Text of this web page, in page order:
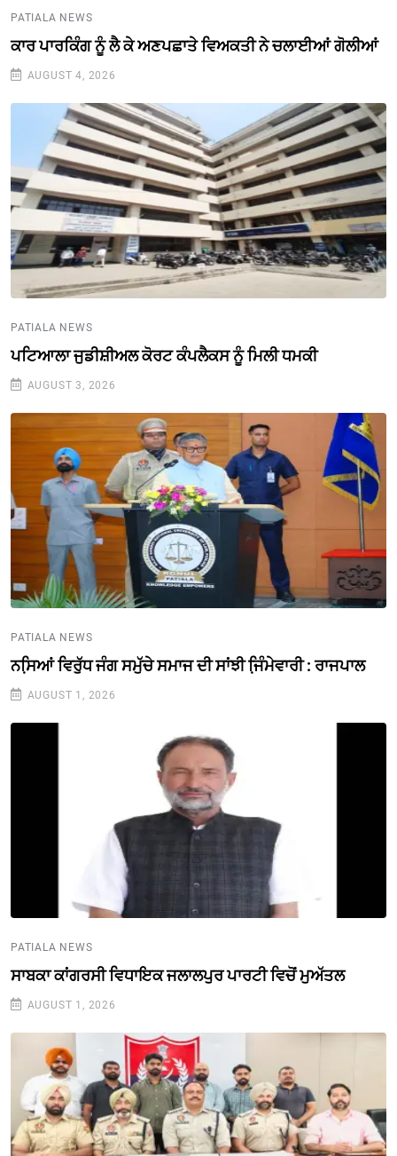
PATIALA NEWS
ਕਾਰ ਪਾਰਕਿੰਗ ਨੂੰ ਲੈ ਕੇ ਅਣਪਛਾਤੇ ਵਿਅਕਤੀ ਨੇ ਚਲਾਈਆਂ ਗੋਲੀਆਂ
AUGUST 4, 2026
PATIALA NEWS
ਪਟਿਆਲਾ ਜੁਡੀਸ਼ੀਅਲ ਕੋਰਟ ਕੰਪਲੈਕਸ ਨੂੰ ਮਿਲੀ ਧਮਕੀ
AUGUST 3, 2026
PATIALA NEWS
ਨਸਿ਼ਆਂ ਵਿਰੁੱਧ ਜੰਗ ਸਮੁੱਚੇ ਸਮਾਜ ਦੀ ਸਾਂਝੀ ਜਿ਼ੰਮੇਵਾਰੀ : ਰਾਜਪਾਲ
AUGUST 1, 2026
PATIALA NEWS
ਸਾਬਕਾ ਕਾਂਗਰਸੀ ਵਿਧਾਇਕ ਜਲਾਲਪੁਰ ਪਾਰਟੀ ਵਿਚੋਂ ਮੁਅੱਤਲ
AUGUST 1, 2026